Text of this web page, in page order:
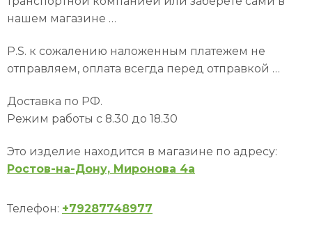
нашем магазине …
P.S. к сожалению наложенным платежем не
отправляем, оплата всегда перед отправкой …
Доставка по РФ.
Режим работы с 8.30 до 18.30
Это изделие находится в магазине по адресу:
Ростов-на-Дону, Миронова 4а
Телефон: +79287748977